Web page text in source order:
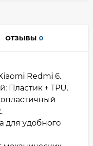
ОТЗЫВЫ 0
Redmi 6.
Пластик + TPU.
для удобного